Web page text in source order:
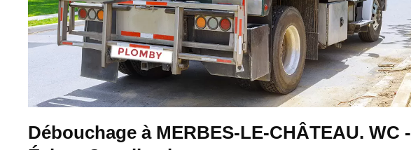
Débouchage à MERBES-LE-CHÂTEAU. WC -